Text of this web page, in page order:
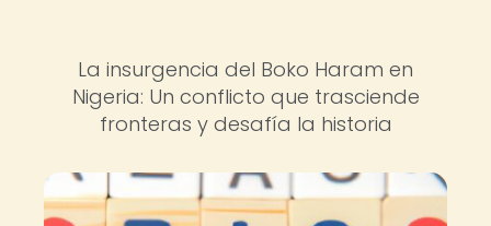
La insurgencia del Boko Haram en
Nigeria: Un conflicto que trasciende
fronteras y desafía la historia